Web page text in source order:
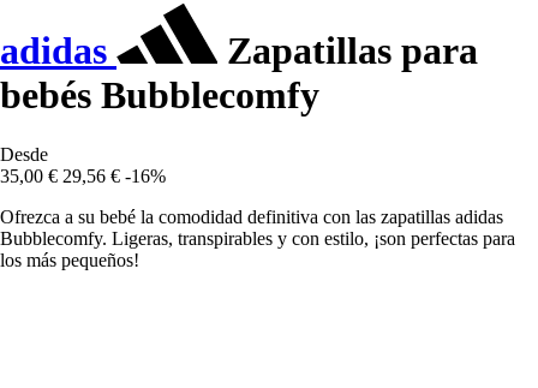
adidas
Zapatillas para
bebés Bubblecomfy
Desde
35,00 € 29,56 € -16%
Ofrezca a su bebé la comodidad definitiva con las zapatillas adidas
Bubblecomfy. Ligeras, transpirables y con estilo, ¡son perfectas para
los más pequeños!